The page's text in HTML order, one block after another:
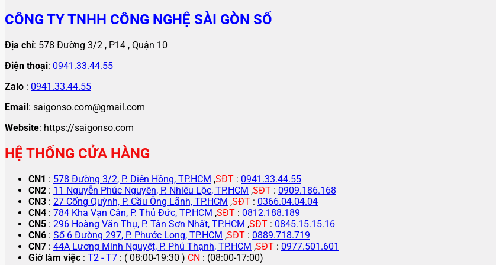
CÔNG TY TNHH CÔNG NGHỆ SÀI GÒN SỐ
Địa chỉ: 578 Đường 3/2 , P14 , Quận 10
Điện thoại: 0941.33.44.55
Zalo : 0941.33.44.55
Email: saigonso.com@gmail.com
Website: https://saigonso.com
HỆ THỐNG CỬA HÀNG
CN1 : 578 Đường 3/2, P. Diên Hồng, TP.HCM ,SĐT : 0941.33.44.55
CN2 : 11 Nguyễn Phúc Nguyên, P. Nhiêu Lộc, TP.HCM ,SĐT : 0909.186.168
CN3 : 27 Cống Quỳnh, P. Cầu Ông Lãnh, TP.HCM ,SĐT : 0366.04.04.04
CN4 : 784 Kha Vạn Cân, P. Thủ Đức, TP.HCM ,SĐT : 0812.188.189
CN5 : 296 Hoàng Văn Thụ, P. Tân Sơn Nhất, TP.HCM ,SĐT : 0845.15.15.16
CN6 : Số 6 Đường 297, P. Phước Long, TP.HCM ,SĐT : 0889.718.719
CN7 : 44A Lương Minh Nguyệt, P. Phú Thạnh, TP.HCM ,SĐT : 0977.501.601
Giờ làm việc : T2 - T7 : ( 08:00-19:30 ) CN : (08:00-17:00)